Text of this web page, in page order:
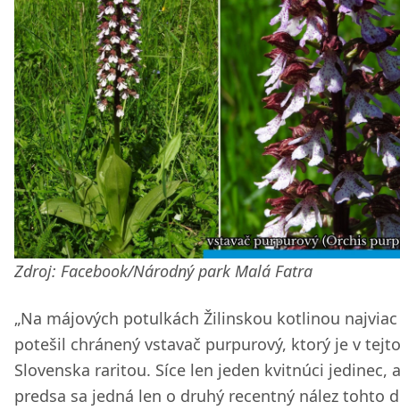
Zdroj: Facebook/Národný park Malá Fatra
„Na májových potulkách Žilinskou kotlinou najviac
potešil chránený vstavač purpurový, ktorý je v
Slovenska raritou. Síce len jeden kvitnúci jedinec,
predsa sa jedná len o druhý recentný nález tohto